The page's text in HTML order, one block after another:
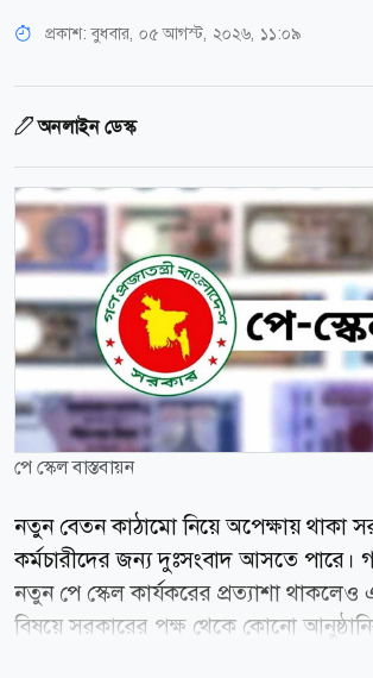
প্রকাশ:বুধবার, ০৫ আগস্ট, ২০২৬, ১১:০৯
অনলাইন ডেস্ক
পে স্কেল বাস্তবায়ন
নতুন বেতন কাঠামো নিয়ে অপেক্ষায় থাকা
কর্মচারীদের জন্য দুঃসংবাদ আসতে
নতুন পে স্কেল কার্যকরের প্রত্যাশা থাকলেও
বিষয়ে সরকারের পক্ষ থেকে কোনো